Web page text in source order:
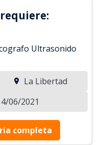
requiere:
Ultrasonido
La Libertad
06/2021
completa